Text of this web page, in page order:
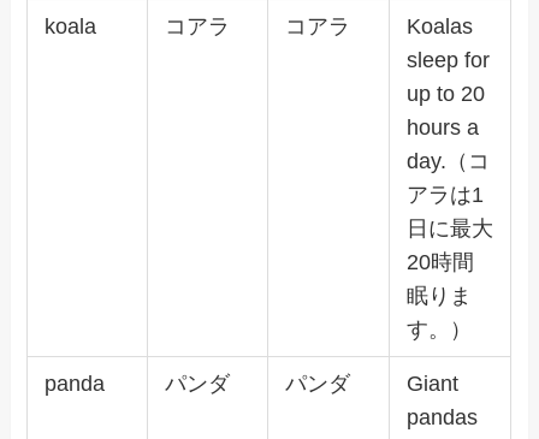
koala コアラ コアラ
Koalas
sleep for
up to 20
hours a
day.（コ
アラは1
日に最大
20時間
眠りま
す。）
panda パンダ パンダ
Giant
pandas